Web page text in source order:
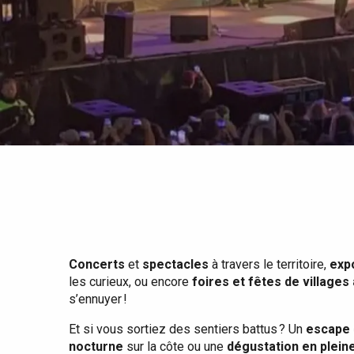
Tout l'agenda
Eté
Quand il pleut
Avec les enfants
Entre amis
Lieux branchés
Meilleurs brunch
Restaurants avec vue
Séjours en bord de
mer
Séjours en train
Séjours à vélo
Concerts et spectacles à travers le territoire,
les curieux, ou encore foires et fêtes de villages
s’ennuyer !
Et si vous sortiez des sentiers battus ? Un escape
nocturne sur la côte ou une dégustation en